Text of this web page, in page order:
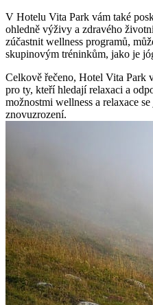
V Hotelu Vita Park vám také
ohledně výživy a zdravého
zúčastnit wellness programů,
skupinovým tréninkům, jako je
Celkově řečeno, Hotel Vita Park
pro ty, kteří hledají relaxaci a
možnostmi wellness a relaxace
znovuzrození.